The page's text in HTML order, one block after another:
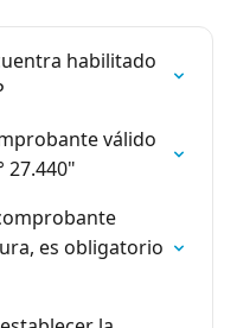
habilitado
válido
27.440"
es obligatorio